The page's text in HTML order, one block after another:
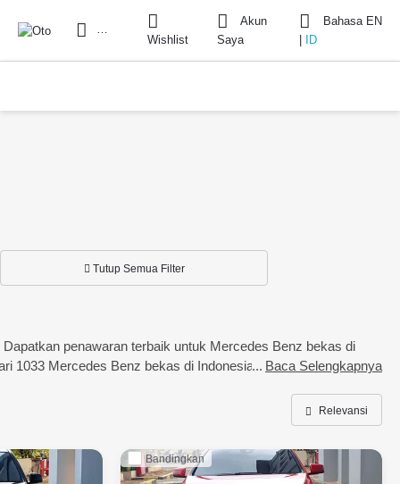
Cari
Wishlist
Akun
Saya
Bahasa EN
ID
Tutup Semua Filter
penawaran terbaik untuk Mercedes Benz bekas di
1033 Mercedes Benz bekas di Indonesia
dan kredit yang tersedia serta informasi DP dan cicilan.
E-Class, pilih dari 1033 mobil bekas di Indonesia
Baca Selengkapnya
Relevansi
Bandingkan